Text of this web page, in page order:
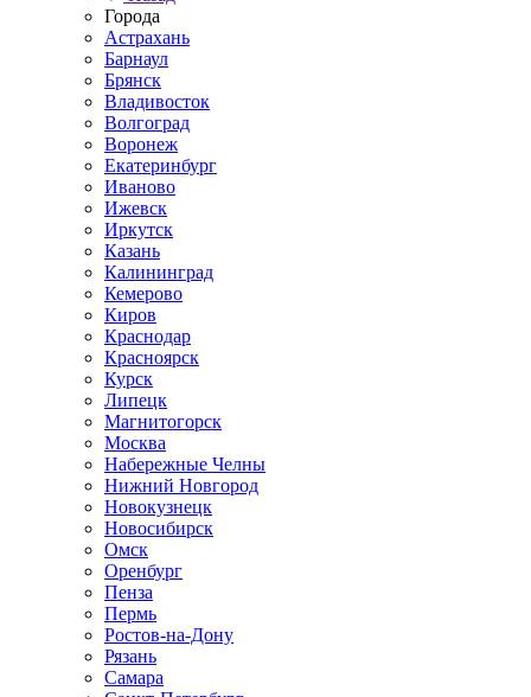
Города
Астрахань
Барнаул
Брянск
Владивосток
Волгоград
Воронеж
Екатеринбург
Иваново
Ижевск
Иркутск
Казань
Калининград
Кемерово
Киров
Краснодар
Красноярск
Курск
Липецк
Магнитогорск
Москва
Набережные Челны
Нижний Новгород
Новокузнецк
Новосибирск
Омск
Оренбург
Пенза
Пермь
Ростов-на-Дону
Рязань
Самара